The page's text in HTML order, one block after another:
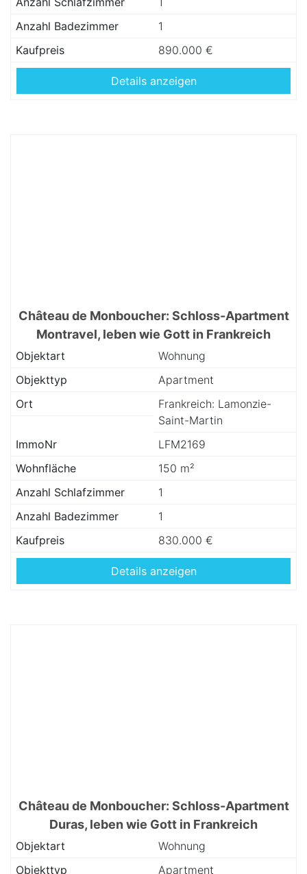
Anzahl Badezimmer
1
Kaufpreis
890.000 €
Details anzeigen
Château de Monboucher: Schloss-Apartment
Montravel, leben wie Gott in Frankreich
Objektart
Wohnung
Objekttyp
Apartment
Ort
Frankreich: Lamonzie-
Saint-Martin
ImmoNr
LFM2169
Wohnfläche
150 m²
Anzahl Schlafzimmer
1
Anzahl Badezimmer
1
Kaufpreis
830.000 €
Details anzeigen
Château de Monboucher: Schloss-Apartment
Duras, leben wie Gott in Frankreich
Objektart
Wohnung
Objekttyp
Apartment